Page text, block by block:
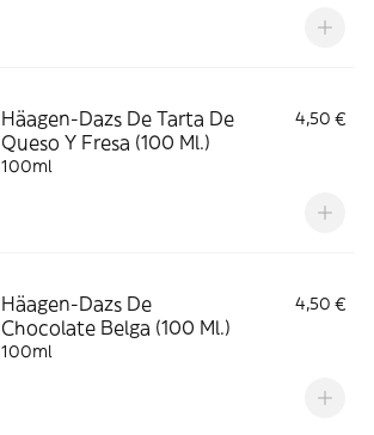
Häagen-Dazs De Tarta De
Queso Y Fresa (100 Ml.)
4,50 €
100ml
Häagen-Dazs De
Chocolate Belga (100 Ml.)
4,50 €
100ml